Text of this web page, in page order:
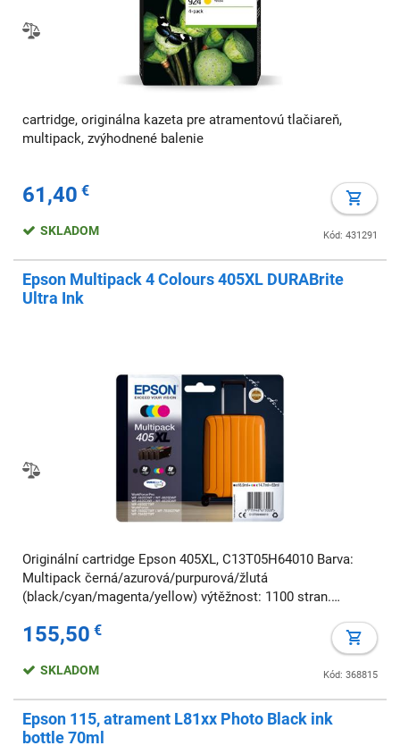
cartridge, originálna kazeta pre atramentovú tlačiareň,
multipack, zvýhodnené balenie
61,40 €
Kód: 431291
SKLADOM
Epson Multipack 4 Colours 405XL DURABrite
Ultra Ink
Originální cartridge Epson 405XL, C13T05H64010 Barva:
Multipack černá/azurová/purpurová/žlutá
(black/cyan/magenta/yellow) výtěžnost: 1100 stran.
155,50 €
Kód: 368815
SKLADOM
Epson 115, atrament L81xx Photo Black ink
bottle 70ml